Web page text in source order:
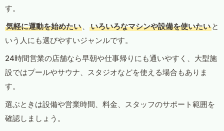
す。
気軽に運動を始めたい 、 いろいろなマシンや設備を使いたい と
いう人にも選びやすいジャンルです。
24時間営業の店舗なら早朝や仕事帰りにも通いやすく、大型施
設ではプールやサウナ、スタジオなどを使える場合もありま
す。
選ぶときは設備や営業時間、料金、スタッフのサポート範囲を
確認しましょう。